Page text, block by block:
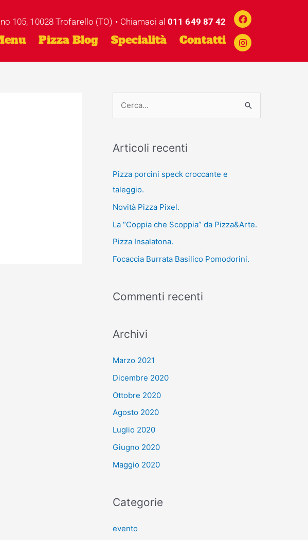
105, 10028 Trofarello (TO) • Chiamaci al 011 649 87 42
Pizza Blog Specialità Contatti
Facebook
Instagram
c
a
:
Articoli recenti
Pizza porcini speck croccante e
taleggio.
Novità Pizza Pixel.
La “Coppia che Scoppia” da Pizza&Arte.
Pizza Insalatona.
Focaccia Burrata Basilico Pomodorini.
Commenti recenti
Archivi
Marzo 2021
Dicembre 2020
Ottobre 2020
Agosto 2020
Luglio 2020
Giugno 2020
Maggio 2020
Categorie
evento